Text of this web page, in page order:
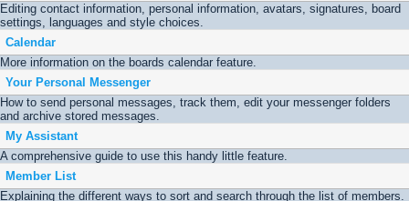
Editing contact information, personal information, avatars, signatures, board
settings, languages and style choices.
Calendar
More information on the boards calendar feature.
Your Personal Messenger
How to send personal messages, track them, edit your messenger folders
and archive stored messages.
My Assistant
A comprehensive guide to use this handy little feature.
Member List
Explaining the different ways to sort and search through the list of members.